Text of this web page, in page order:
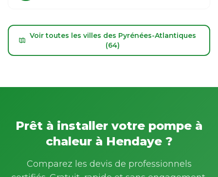
Voir toutes les villes des Pyrénées-Atlantiques
(64)
Prêt à installer votre pompe à
chaleur à Hendaye ?
Comparez les devis de professionnels